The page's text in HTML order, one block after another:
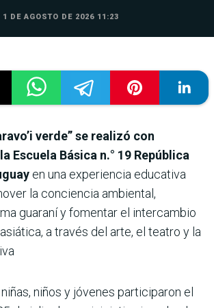
1 DE AGOSTO DE 2026 11:23
verde” se realizó con
Escuela Básica n.° 19 República
en una experiencia educativa
la conciencia ambiental,
guaraní y fomentar el intercambio
a través del arte, el teatro y la
niños y jóvenes participaron el